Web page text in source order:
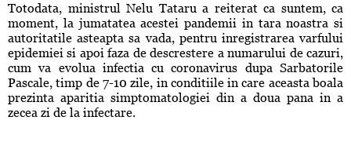
Totodata, ministrul Nelu Tataru a reiterat ca suntem, ca
moment, la jumatatea acestei pandemii in tara noastra si
autoritatile asteapta sa vada, pentru inregistrarea varfului
epidemiei si apoi faza de descrestere a numarului de cazuri,
cum va evolua infectia cu coronavirus dupa Sarbatorile
Pascale, timp de 7-10 zile, in conditiile in care aceasta boala
prezinta aparitia simptomatologiei din a doua pana in a
zecea zi de la infectare.